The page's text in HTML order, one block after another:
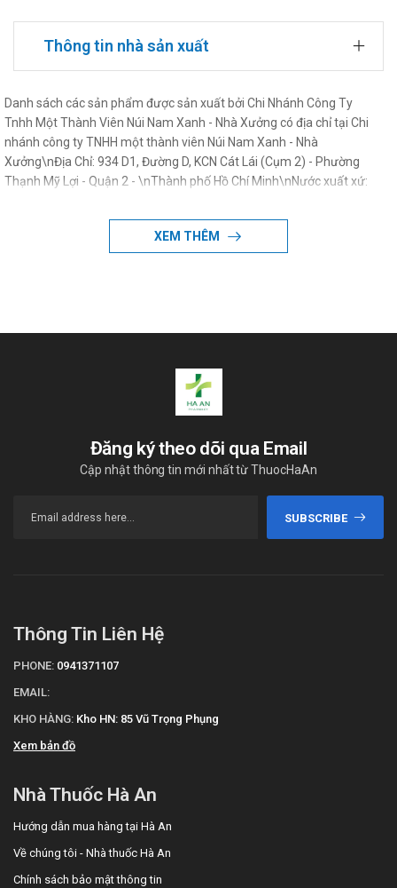
Thông tin nhà sản xuất
Danh sách các sản phẩm được sản xuất bởi Chi Nhánh Công Ty
Tnhh Một Thành Viên Núi Nam Xanh - Nhà Xưởng có địa chỉ tại Chi
nhánh công ty TNHH một thành viên Núi Nam Xanh - Nhà
Xưởng\nĐịa Chỉ: 934 D1, Đường D, KCN Cát Lái (Cụm 2) - Phường
Thạnh Mỹ Lợi - Quận 2 - \nThành phố Hồ Chí Minh\nNước xuất xứ:
XEM THÊM
Đăng ký theo dõi qua Email
Cập nhật thông tin mới nhất từ ThuocHaAn
SUBSCRIBE
Thông Tin Liên Hệ
PHONE: 0941371107
EMAIL:
KHO HÀNG: Kho HN: 85 Vũ Trọng Phụng
Xem bản đồ
Nhà Thuốc Hà An
Hướng dẫn mua hàng tại Hà An
Về chúng tôi - Nhà thuốc Hà An
Chính sách bảo mật thông tin